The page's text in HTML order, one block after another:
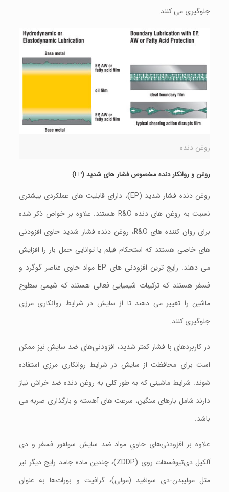
جلوگیری می کنند.
روغن دنده
روغن و روانکار دنده مخصوص فشار های شديد (EP
)
روغن دنده فشار شدید (EP)، دارای قابلیت های عملکردی بيشتری
نسبت به روغن های دنده R&O هستند. علاوه بر خواص ذکر شده
برای روان کننده های R&O، روغن دنده فشار شدید حاوی افزودنی
های خاصی هستند که استحکام فیلم یا توانایی حمل بار را افزایش
می دهند. رایج ترین افزودنی های EP مواد حاوی عناصر گوگرد و
فسفر هستند که ترکیبات شیمیایی فعالی هستند که شیمی سطوح
ماشین را تغییر می دهند تا از سایش در شرایط روانکاری مرزی
جلوگیری کنند.
در کاربردهای با فشار کمتر شدید، افزودنی‌های ضد سایش نیز ممکن
است برای محافظت از سایش در شرایط روانکاری مرزی استفاده
شوند. شرایط ماشینی که به طور کلی به روغن دنده ضد خراش نیاز
دارند شامل بارهای سنگین، سرعت های آهسته و بارگذاری ضربه می
باشد.
علاوه بر افزودنی‌های حاوي مواد ضد سایش سولفور فسفر و دی
آلکیل دی‌تیوفسفات روی (ZDDP)، چندین ماده جامد رایج ديگر نيز
مثل مولیبدن-دی سولفید (مولی)، گرافیت و بورات‌ها به عنوان